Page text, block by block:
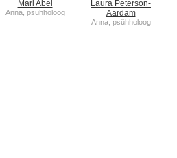
Mari Abel
Anna, psühholoog
Laura Peterson-
Aardam
Anna, psühholoog